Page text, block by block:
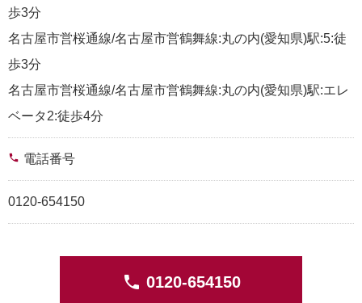
歩3分
名古屋市営桜通線/名古屋市営鶴舞線:丸の内(愛知県)駅:5:徒
歩3分
名古屋市営桜通線/名古屋市営鶴舞線:丸の内(愛知県)駅:エレ
ベータ2:徒歩4分
phone 電話番号
0120-654150
phone 0120-654150